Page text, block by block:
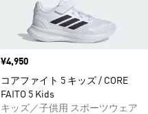
価格
¥4,950
コアファイト 5 キッズ / CORE
FAITO 5 Kids
キッズ／子供用 スポーツウェア